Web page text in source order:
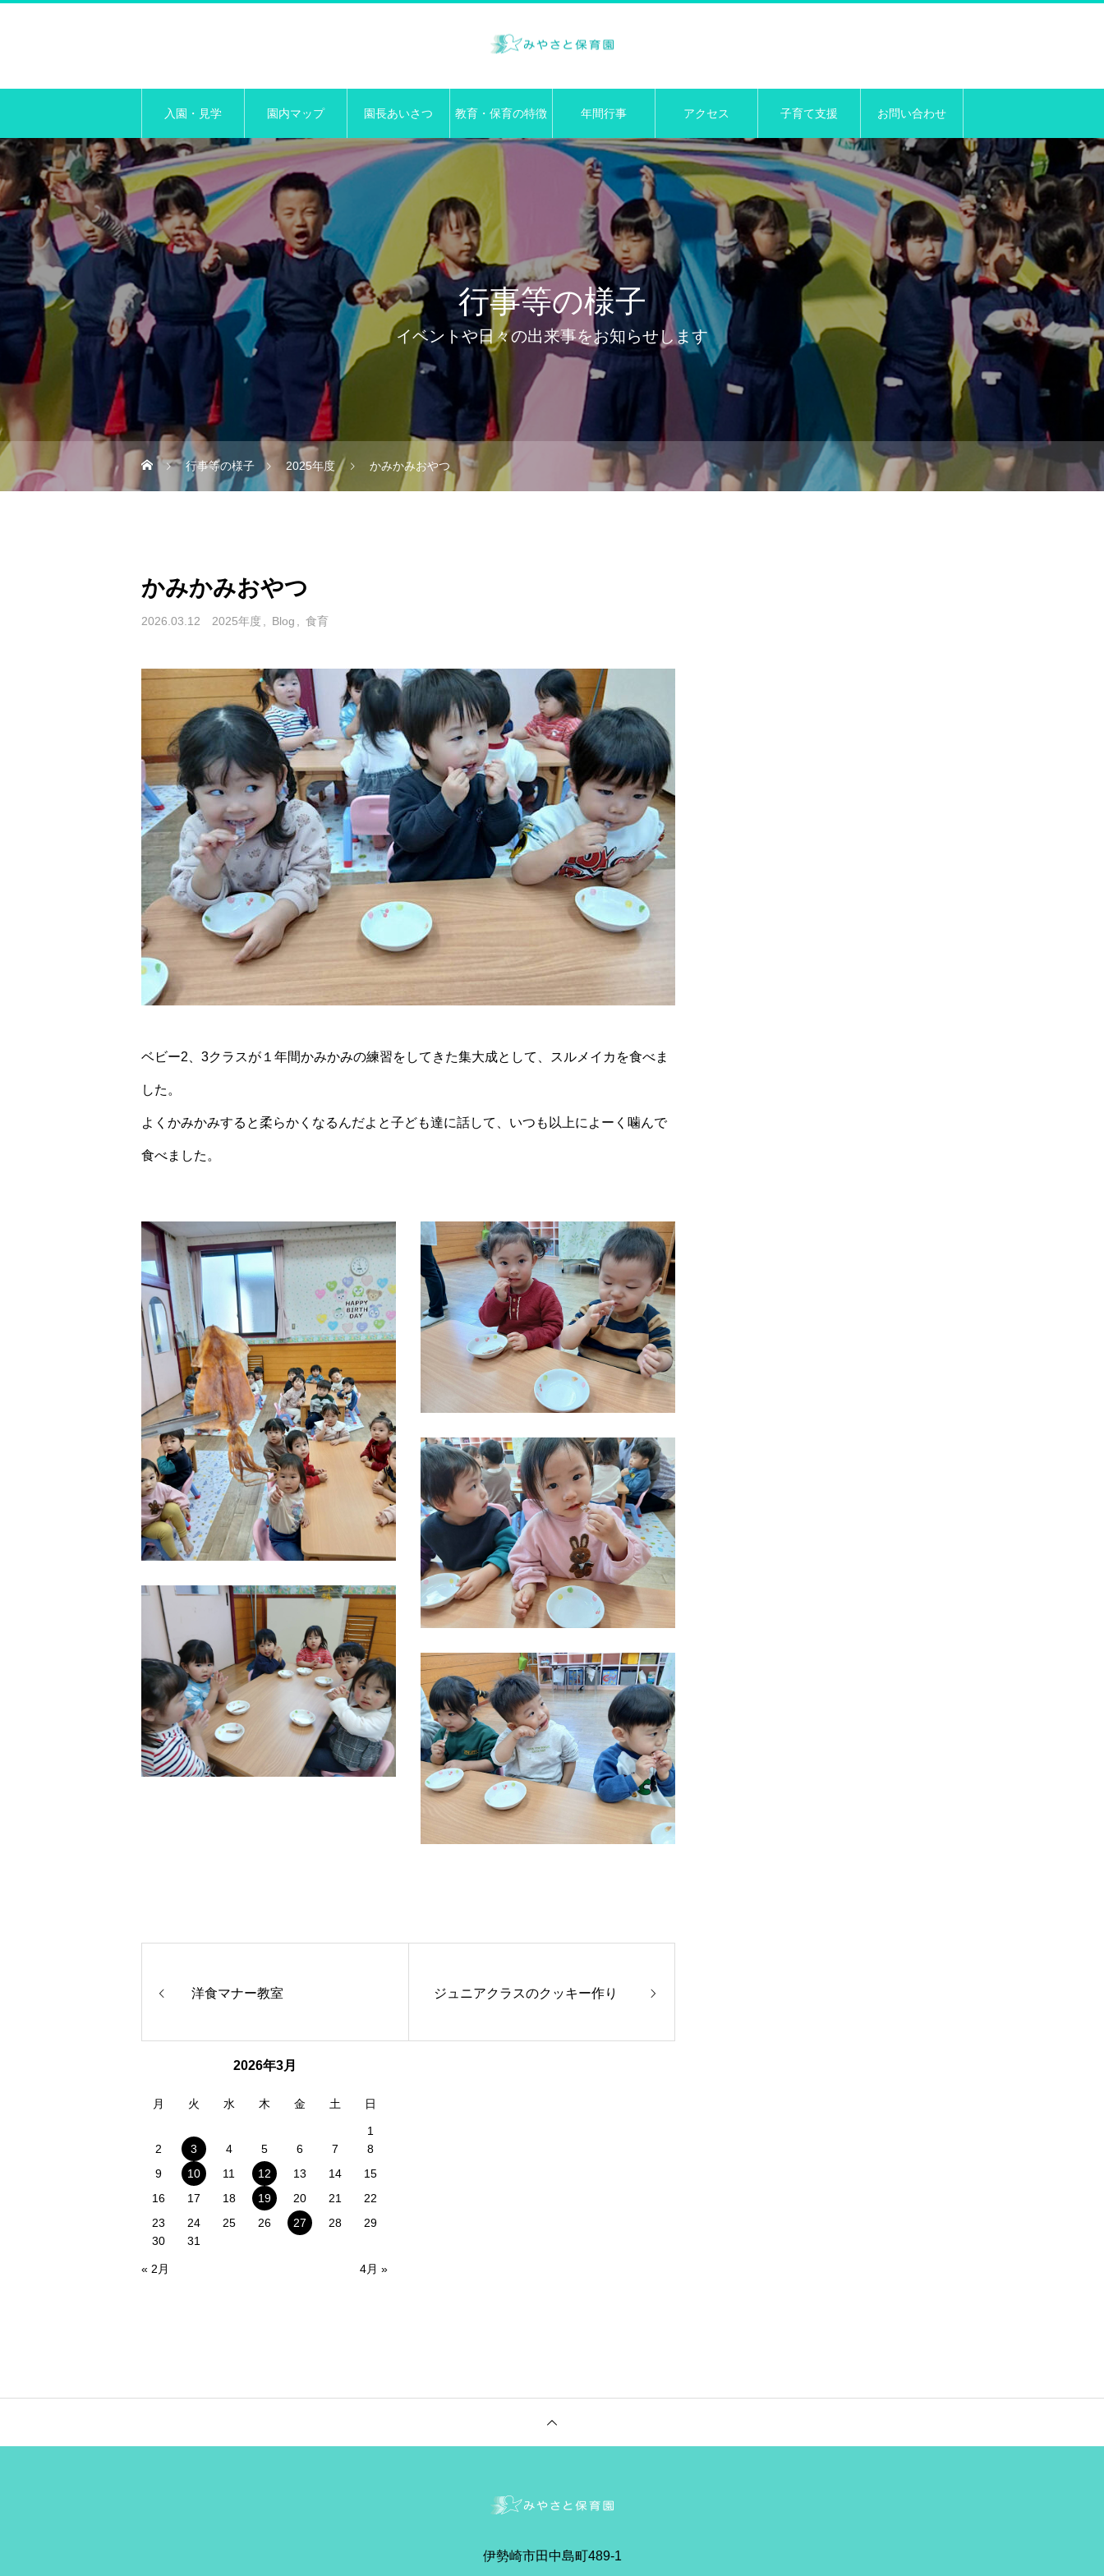
入園・見学 園内マップ 園長あいさつ 教育・保育の特徴 年間行事 アクセス 子育て支援 お問い合わせ
行事等の様子
イベントや日々の出来事をお知らせします
行事等の様子 2025年度 かみかみおやつ
かみかみおやつ
2026.03.12 2025年度 Blog 食育
ベビー2、3クラスが１年間かみかみの練習をしてきた集大成として、スルメイカを食べま
した。
よくかみかみすると柔らかくなるんだよと子ども達に話して、いつも以上によーく噛んで
食べました。
洋食マナー教室 ジュニアクラスのクッキー作り
2026年3月
月 火 水 木 金 土 日
1
2
3 4 5 6 7
8
9
10 11 12 13 14
15
16
17 18 19 20 21
22
23
24 25 26 27 28
29
30
31
« 2月 4月 »
伊勢崎市田中島町489-1